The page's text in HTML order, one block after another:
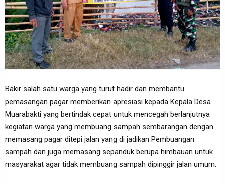
Bakir salah satu warga yang turut hadir dan membantu
pemasangan pagar memberikan apresiasi kepada Kepala Desa
Muarabakti yang bertindak cepat untuk mencegah berlanjutnya
kegiatan warga yang membuang sampah sembarangan dengan
memasang pagar ditepi jalan yang di jadikan Pembuangan
sampah dan juga memasang sepanduk berupa himbauan untuk
masyarakat agar tidak membuang sampah dipinggir jalan umum.